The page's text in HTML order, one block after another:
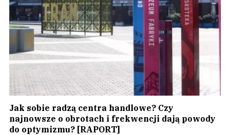
Jak sobie radzą centra handlowe? Czy
najnowsze o obrotach i frekwencji dają powody
do optymizmu? [RAPORT]